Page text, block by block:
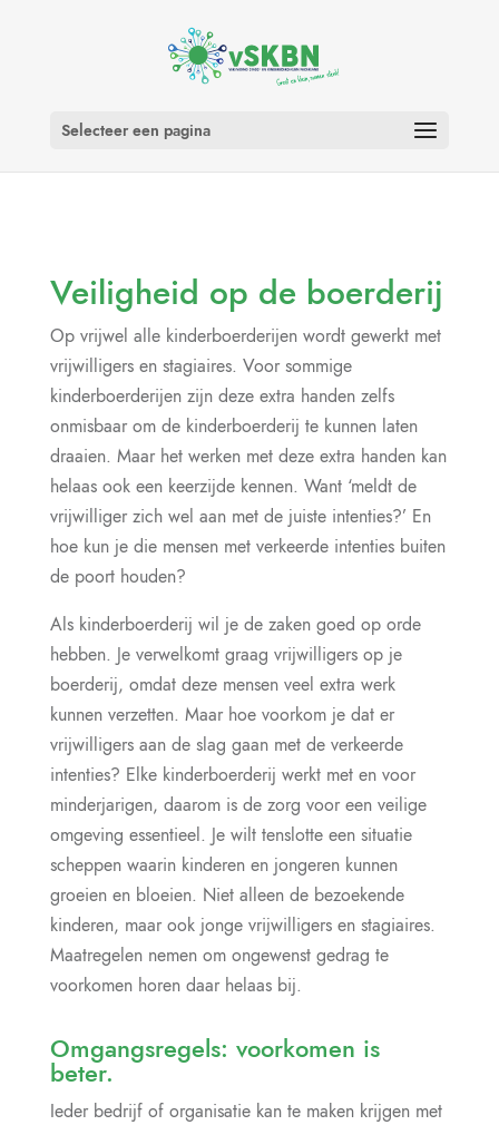
Selecteer een pagina
Veiligheid op de boerderij
Op vrijwel alle kinderboerderijen wordt gewerkt met
vrijwilligers en stagiaires. Voor sommige
kinderboerderijen zijn deze extra handen zelfs
onmisbaar om de kinderboerderij te kunnen laten
draaien. Maar het werken met deze extra handen kan
helaas ook een keerzijde kennen. Want ‘meldt de
vrijwilliger zich wel aan met de juiste intenties?’ En
hoe kun je die mensen met verkeerde intenties buiten
de poort houden?
Als kinderboerderij wil je de zaken goed op orde
hebben. Je verwelkomt graag vrijwilligers op je
boerderij, omdat deze mensen veel extra werk
kunnen verzetten. Maar hoe voorkom je dat er
vrijwilligers aan de slag gaan met de verkeerde
intenties? Elke kinderboerderij werkt met en voor
minderjarigen, daarom is de zorg voor een veilige
omgeving essentieel. Je wilt tenslotte een situatie
scheppen waarin kinderen en jongeren kunnen
groeien en bloeien. Niet alleen de bezoekende
kinderen, maar ook jonge vrijwilligers en stagiaires.
Maatregelen nemen om ongewenst gedrag te
voorkomen horen daar helaas bij.
Omgangsregels: voorkomen is
beter.
Ieder bedrijf of organisatie kan te maken krijgen met